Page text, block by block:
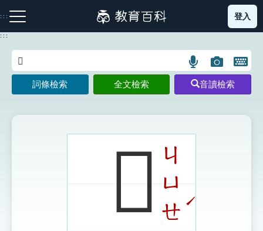
到
主
:::
注音索引圖示 筆畫索引圖示 部首索引表圖示
登入
:::
語
言
搜
示
圖
片
搜
開
鍵
圖
詞條檢索 全文檢索 音讀檢索
𨏹 ㄐ
ㄩ
ㄝ
ˊ